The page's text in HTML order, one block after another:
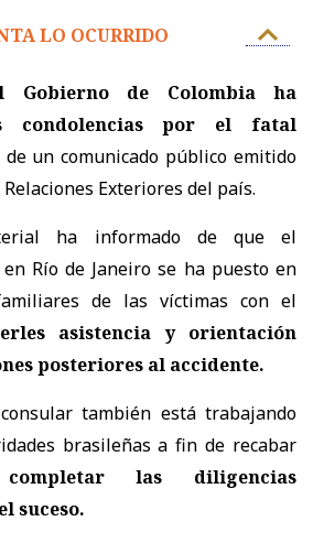
LO OCURRIDO
Gobierno de Colombia ha
condolencias por el fatal
un comunicado público emitido
Exteriores del país.
ha informado de que el
Río de Janeiro se ha puesto en
de las víctimas con el
asistencia y orientación
posteriores al accidente.
también está trabajando
brasileñas a fin de recabar
las diligencias
suceso.